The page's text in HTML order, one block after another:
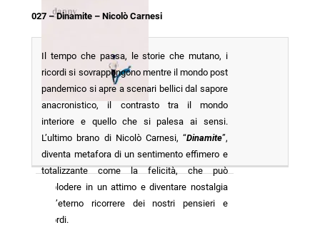
027 – Dinamite – Nicolò Carnesi
Il tempo che passa, le storie che mutano, i
ricordi si sovrappongono mentre il mondo post
pandemico si apre a scenari bellici dal sapore
anacronistico, il contrasto tra il mondo
interiore e quello che si palesa ai sensi.
L’ultimo brano di Nicolò Carnesi, “Dinamite”,
diventa metafora di un sentimento effimero e
totalizzante come la felicità, che può
esplodere in un attimo e diventare nostalgia
nell’eterno ricorrere dei nostri pensieri e
ricordi.